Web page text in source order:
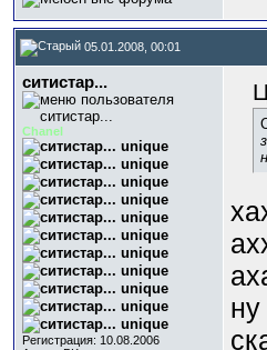
05.01.2008, 00:01
ситистар...
Chanel
Регистрация: 10.08.2006